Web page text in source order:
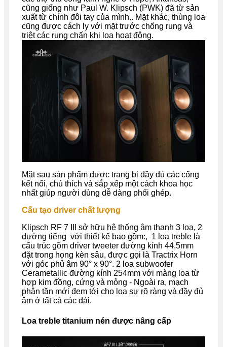
cũng giống như Paul W. Klipsch (PWK) đã từ sản
xuất từ chính đôi tay của mình.. Mặt khác, thùng loa
cũng được cách ly với mặt trước chống rung và
triệt các rung chấn khi loa hoạt động.
Mặt sau sản phẩm được trang bị đầy đủ các cổng
kết nối, chú thích và sắp xếp một cách khoa học
nhất giúp người dùng dễ dàng phối ghép.
Cấu tạo driver chất lượng
Klipsch RF 7 III sở hữu hệ thống âm thanh 3 loa, 2
đường tiếng với thiết kế bao gồm:, 1 loa treble là
cấu trúc gồm driver tweeter đường kính 44,5mm
đặt trong họng kèn sâu, được gọi là Tractrix Horn
với góc phủ âm 90° x 90°. 2 loa subwoofer
Cerametallic đường kính 254mm với màng loa từ
hợp kim đồng, cứng và mỏng - Ngoài ra, mạch
phân tần mới đem tới cho loa sự rõ ràng và đầy đủ
âm ở tất cả các dải.
Loa treble titanium nén được nâng cấp